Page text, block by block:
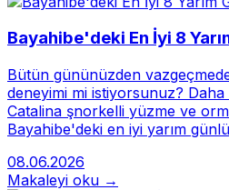
Bayahibe'deki En İyi 8
Bütün gününüzden
deneyimi mi istiyorsunuz? Daha
Catalina şnorkelli yüzme ve
Bayahibe'deki en iyi yarım
08.06.2026
Makaleyi oku →